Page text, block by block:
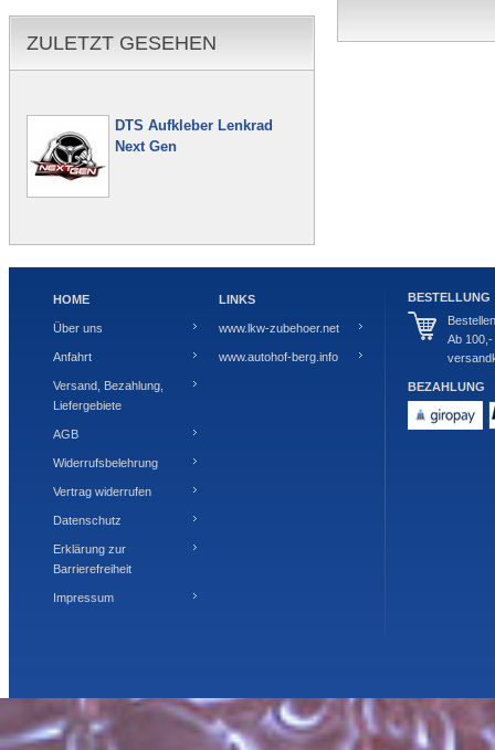
ZULETZT GESEHEN
DTS Aufkleber Lenkrad
Next Gen
HOME
Über uns
Anfahrt
Versand, Bezahlung,
Liefergebiete
AGB
Widerrufsbelehrung
Vertrag widerrufen
Datenschutz
Erklärung zur
Barrierefreiheit
Impressum
LINKS
www.lkw-zubehoer.net
www.autohof-berg.info
BESTELLUNG
Ab
BEZAHLUNG